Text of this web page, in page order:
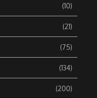
(10)
(21)
(75)
(134)
(200)